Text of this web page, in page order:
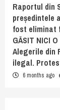
Raportul din
președintele
fost eliminat
GĂSIT NICI
Alegerile din
ilegal.
6 months ago